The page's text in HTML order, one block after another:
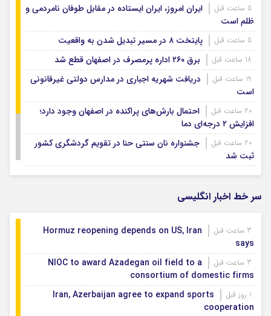
ایران امروز، ایران ایستاده در مقابل طوفان نامردمی و
ظلم است
پایتخت ۸ در مسیر تبدیل شدن به واقعیت
برق ۲۶۰ اداره پرمصرف در اصفهان قطع شد
دریافت شهریه اجباری در مدارس دولتی غیرقانونی
است
احتمال بارش‌های پراکنده در اصفهان وجود دارد؛
افزایش ۲ درجه‌ای دما
جشنواره نان سنتی حنا در تقویم گردشگری کشور
ثبت شد
20 ساعت قبل
مهر امسال در اصفهان هیچ کلاسی بدون معلم
رد پای خارج‌نشینان
سر خط اخبار انگلیسی
Hormuz reopening depends on US, Iran
says
NIOC to award Azadegan oil field to a
consortium of domestic firms
Iran, Azerbaijan agree to expand sports
cooperation